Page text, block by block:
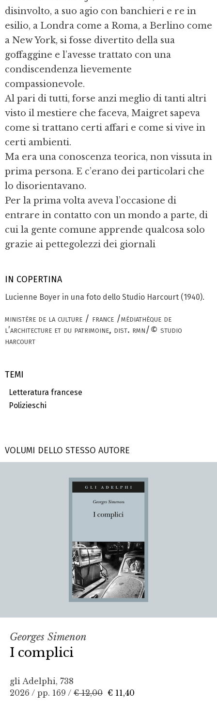
IN COPERTINA
Lucienne Boyer in una foto dello Studio Harcourt (1940).
ministère de la culture / france /médiathèque de
l’architecture et du patrimoine, dist. rmn/© studio
harcourt
TEMI
Letteratura francese
Polizieschi
disinvolto, a suo agio con banchieri e re in
esilio, a Londra come a Roma, a Berlino come
a New York, si fosse divertito della sua
goffaggine e l’avesse trattato con una
condiscendenza lievemente
compassionevole.
Al pari di tutti, forse anzi meglio di tanti altri
visto il mestiere che faceva, Maigret sapeva
come si trattano certi affari e come si vive in
certi ambienti.
Ma era una conoscenza teorica, non vissuta in
prima persona. E c’erano dei particolari che
lo disorientavano.
Per la prima volta aveva l’occasione di
entrare in contatto con un mondo a parte, di
cui la gente comune apprende qualcosa solo
grazie ai pettegolezzi dei giornali
VOLUMI DELLO STESSO AUTORE
Georges Simenon
I complici
gli Adelphi, 738
2026 / pp. 169 / € 12,00 € 11,40